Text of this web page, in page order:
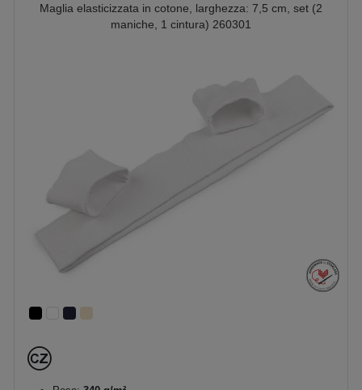
Maglia elasticizzata in cotone, larghezza: 7,5 cm, set (2
maniche, 1 cintura) 260301